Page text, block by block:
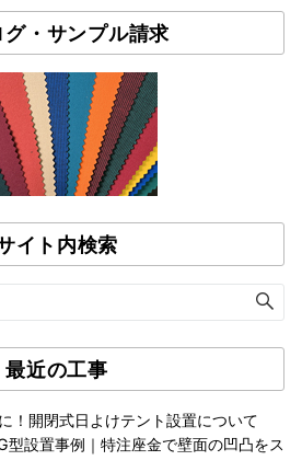
グ・サンプル請求
イト内検索
最近の工事
！開閉式日よけテント設置について
型設置事例｜特注座金で壁面の凹凸をス